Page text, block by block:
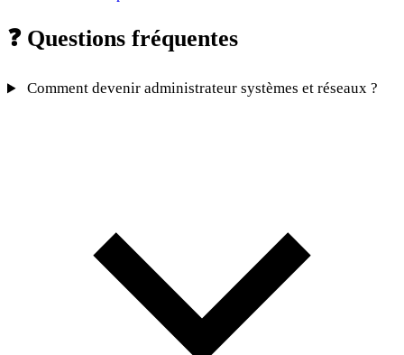
❓Questions fréquentes
Comment devenir administrateur systèmes et réseaux ?